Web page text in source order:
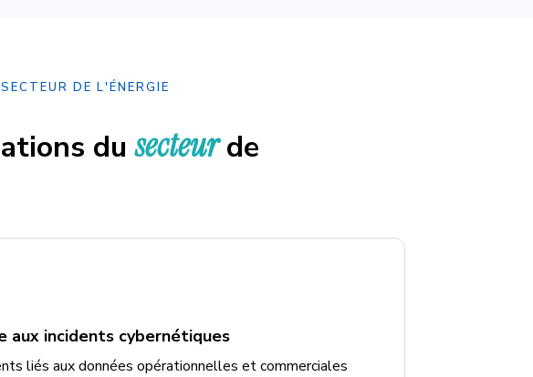
DE L'ÉNERGIE
dusecteurde
aux incidents cybernétiques
liés aux données opérationnelles et commerciales